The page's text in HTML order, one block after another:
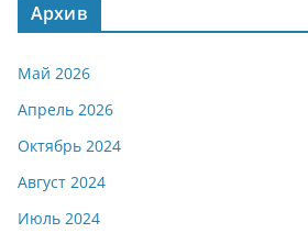
Архив
Май 2026
Апрель 2026
Октябрь 2024
Август 2024
Июль 2024